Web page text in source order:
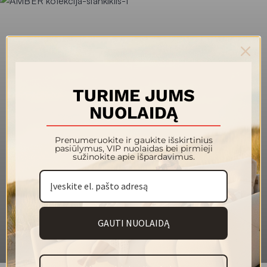
Pliušinis audinys
142 cm
650 g
100 % poliesteris
Martindeilo ciklai 40 000
Pilingas 4
Plovimas rankomis
TURIME JUMS
NUOLAIDĄ
Prenumeruokite ir gaukite išskirtinius
pasiūlymus, VIP nuolaidas bei pirmieji
sužinokite apie išpardavimus.
GAUTI NUOLAIDĄ